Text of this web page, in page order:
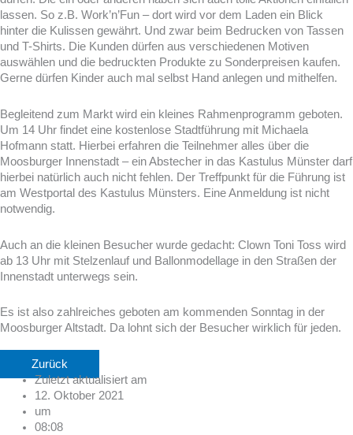
lassen. So z.B. Work’n’Fun – dort wird vor dem Laden ein Blick
hinter die Kulissen gewährt. Und zwar beim Bedrucken von Tassen
und T-Shirts. Die Kunden dürfen aus verschiedenen Motiven
auswählen und die bedruckten Produkte zu Sonderpreisen kaufen.
Gerne dürfen Kinder auch mal selbst Hand anlegen und mithelfen.
Begleitend zum Markt wird ein kleines Rahmenprogramm geboten.
Um 14 Uhr findet eine kostenlose Stadtführung mit Michaela
Hofmann statt. Hierbei erfahren die Teilnehmer alles über die
Moosburger Innenstadt – ein Abstecher in das Kastulus Münster darf
hierbei natürlich auch nicht fehlen. Der Treffpunkt für die Führung ist
am Westportal des Kastulus Münsters. Eine Anmeldung ist nicht
notwendig.
Auch an die kleinen Besucher wurde gedacht: Clown Toni Toss wird
ab 13 Uhr mit Stelzenlauf und Ballonmodellage in den Straßen der
Innenstadt unterwegs sein.
Es ist also zahlreiches geboten am kommenden Sonntag in der
Moosburger Altstadt. Da lohnt sich der Besucher wirklich für jeden.
Zurück
Zuletzt aktualisiert am
12. Oktober 2021
um
08:08